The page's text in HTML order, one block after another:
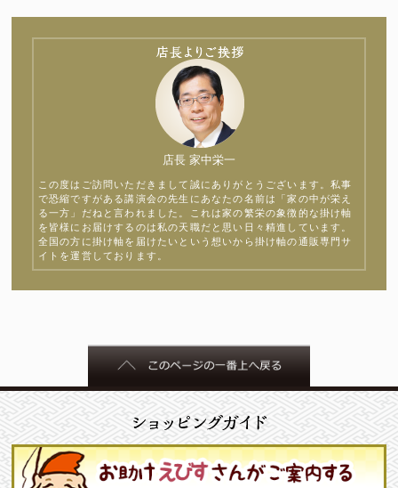
店長 家中栄一
この度はご訪問いただきまして誠にありがとうございます。私事
で恐縮ですがある講演会の先生にあなたの名前は「家の中が栄え
る一方」だねと言われました。これは家の繁栄の象徴的な掛け軸
を皆様にお届けするのは私の天職だと思い日々精進しています。
全国の方に掛け軸を届けたいという想いから掛け軸の通販専門サ
イトを運営しております。